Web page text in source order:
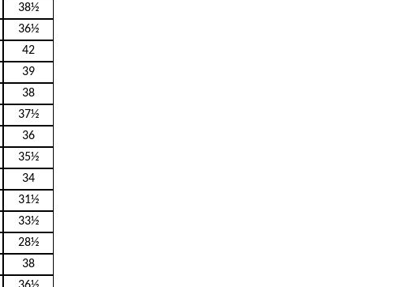
38½
36½
42
39
38
37½
36
35½
34
31½
33½
28½
38